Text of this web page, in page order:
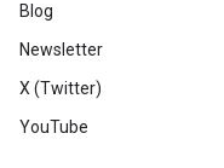
Blog
Newsletter
X (Twitter)
YouTube